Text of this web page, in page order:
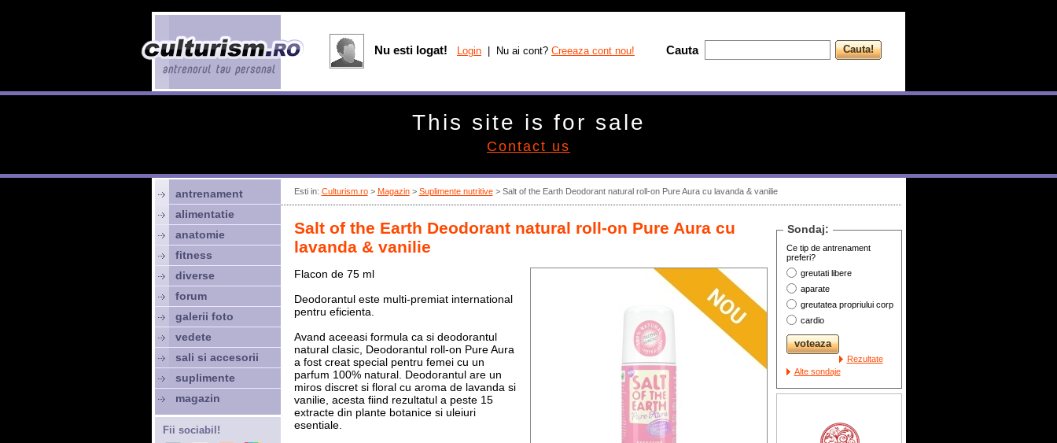
Esti in: Culturism.ro> Magazin> Suplimente nutritive> Salt of the Earth Deodorant natural roll-on Pure Aura cu lavanda & vanilie
Salt of the Earth Deodorant natural roll-on Pure Aura cu
lavanda & vanilie
Flacon de 75 ml
Deodorantul este multi-premiat international
pentru eficienta.
Avand aceeasi formula ca si deodorantul
natural clasic, Deodorantul roll-on Pure Aura
a fost creat special pentru femei cu un
parfum 100% natural. Deodorantul are un
miros discret si floral cu aroma de lavanda si
vanilie, acesta fiind rezultatul a peste 15
extracte din plante botanice si uleiuri
esentiale.
Sondaj:
Ce tip de antrenament
preferi?
greutati libere
aparate
greutatea propriului corp
cardio
Rezultate
Alte sondaje
antrenament
alimentatie
anatomie
fitness
diverse
forum
galerii foto
vedete
sali si accesorii
suplimente
magazin
Fii sociabil!
Nu esti logat! Login | Nu ai cont? Creeaza cont nou! Cauta
This site is for sale
Contact us